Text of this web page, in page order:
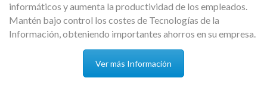
informáticos y aumenta la productividad de los empleados.
Mantén bajo control los costes de Tecnologías de la
Información, obteniendo importantes ahorros en su empresa.
Ver más Información